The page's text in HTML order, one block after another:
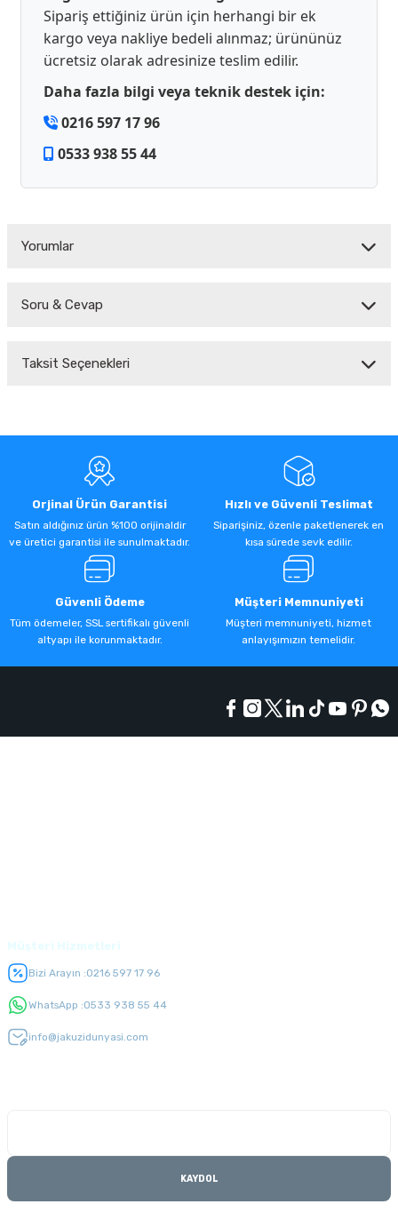
Sipariş ettiğiniz ürün için herhangi bir ek
kargo veya nakliye bedeli alınmaz; ürününüz
ücretsiz olarak adresinize teslim edilir.
Daha fazla bilgi veya teknik destek için:
0216 597 17 96
0533 938 55 44
Yorumlar
Soru & Cevap
Taksit Seçenekleri
Orjinal Ürün Garantisi
Satın aldığınız ürün %100 orijinaldir
ve üretici garantisi ile sunulmaktadır.
Hızlı ve Güvenli Teslimat
Siparişiniz, özenle paketlenerek en
kısa sürede sevk edilir.
Güvenli Ödeme
Tüm ödemeler, SSL sertifikalı güvenli
altyapı ile korunmaktadır.
Müşteri Memnuniyeti
Müşteri memnuniyeti, hizmet
anlayışımızın temelidir.
Bizi Arayın :0216 597 17 96
WhatsApp :0533 938 55 44
info@jakuzidunyasi.com
KAYDOL